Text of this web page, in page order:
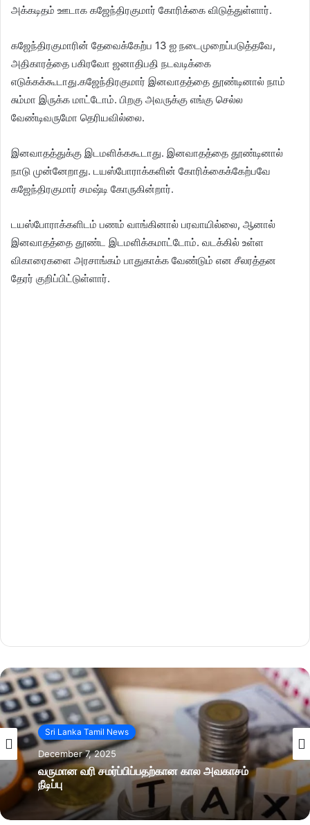
அக்கடிதம் ஊடாக கஜேந்திரகுமார் கோரிக்கை விடுத்துள்ளார்.
கஜேந்திரகுமாரின் தேவைக்கேற்ப 13 ஐ நடைமுறைப்படுத்தவே,
அதிகாரத்தை பகிரவோ ஜனாதிபதி நடவடிக்கை
எடுக்கக்கூடாது.கஜேந்திரகுமார் இனவாதத்தை தூண்டினால் நாம்
சும்மா இருக்க மாட்டோம். பிறகு அவருக்கு எங்கு செல்ல
வேண்டிவருமோ தெரியவில்லை.
இனவாதத்துக்கு இடமளிக்ககூடாது. இனவாதத்தை தூண்டினால்
நாடு முன்னேறாது. டயஸ்போராக்களின் கோரிக்கைக்கேற்பவே
கஜேந்திரகுமார் சமஷ்டி கோருகின்றார்.
டயஸ்போராக்களிடம் பணம் வாங்கினால் பரவாயில்லை, ஆனால்
இனவாதத்தை தூண்ட இடமளிக்கமாட்டோம். வடக்கில் உள்ள
விகாரைகளை அரசாங்கம் பாதுகாக்க வேண்டும் என சீலரத்தன
தேரர் குறிப்பிட்டுள்ளார்.
Sri Lanka Tamil News
December 7, 2025
வருமான வரி சமர்ப்பிப்பதற்கான கால அவகாசம்
நீடிப்பு